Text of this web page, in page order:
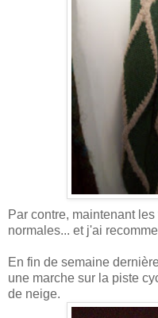
Par contre, maintenant
normales... et j'ai
En fin de semaine
une marche sur la piste
de neige.